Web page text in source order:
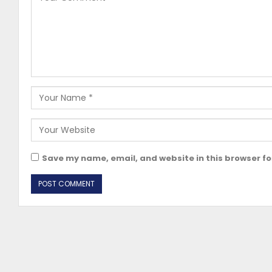
Save my name, email, and website in this browser